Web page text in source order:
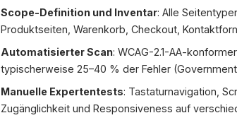
Scope-Definition und Inventar: Alle
Produktseiten, Warenkorb, Checkout,
Automatisierter Scan: WCAG-2.1-AA-
typischerweise 25–40 % der Fehler
Manuelle Expertentests: Tastaturnavigation,
Zugänglichkeit und Responsiveness auf